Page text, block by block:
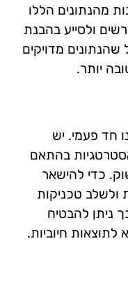
מהנתונים הללו
ולסייע בהבנת
מדויקים
יותר.
חד פעמי. יש
בהתאם
כדי להישאר
ולשלב טכניקות
ניתן להבטיח
לתוצאות חיוביות.